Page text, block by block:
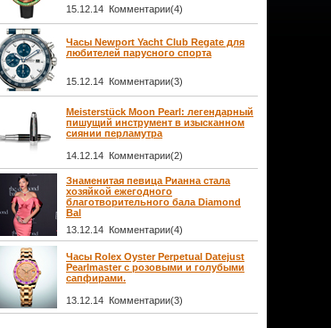
15.12.14 Комментарии(4)
Часы Newport Yacht Club Regate для
любителей парусного спорта
15.12.14 Комментарии(3)
Meisterstück Moon Pearl: легендарный
пишущий инструмент в изысканном
сиянии перламутра
14.12.14 Комментарии(2)
Знаменитая певица Рианна стала
хозяйкой ежегодного
благотворительного бала Diamond
Bal
13.12.14 Комментарии(4)
Часы Rolex Oyster Perpetual Datejust
Pearlmaster с розовыми и голубыми
сапфирами.
13.12.14 Комментарии(3)